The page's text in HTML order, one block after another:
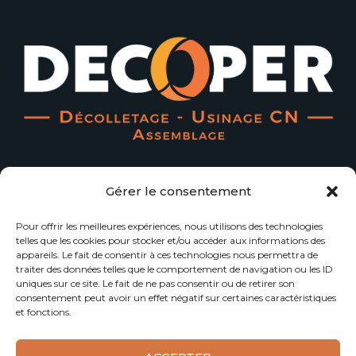
Gérer le consentement
Pour offrir les meilleures expériences, nous utilisons des technologies
telles que les cookies pour stocker et/ou accéder aux informations des
appareils. Le fait de consentir à ces technologies nous permettra de
traiter des données telles que le comportement de navigation ou les ID
uniques sur ce site. Le fait de ne pas consentir ou de retirer son
consentement peut avoir un effet négatif sur certaines caractéristiques
et fonctions.
Menu Principal
Accueil
Notre Société
Notre Expertise
Contact
Qualité